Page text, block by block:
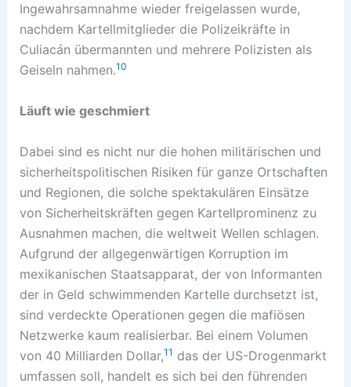
Ingewahrsamnahme wieder freigelassen wurde,
nachdem Kartellmitglieder die Polizeikräfte in
Culiacán übermannten und mehrere Polizisten als
Geiseln nahmen.10
Läuft wie geschmiert
Dabei sind es nicht nur die hohen militärischen und
sicherheitspolitischen Risiken für ganze Ortschaften
und Regionen, die solche spektakulären Einsätze
von Sicherheitskräften gegen Kartellprominenz zu
Ausnahmen machen, die weltweit Wellen schlagen.
Aufgrund der allgegenwärtigen Korruption im
mexikanischen Staatsapparat, der von Informanten
der in Geld schwimmenden Kartelle durchsetzt ist,
sind verdeckte Operationen gegen die mafiösen
Netzwerke kaum realisierbar. Bei einem Volumen
von 40 Milliarden Dollar,11 das der US-Drogenmarkt
umfassen soll, handelt es sich bei den führenden